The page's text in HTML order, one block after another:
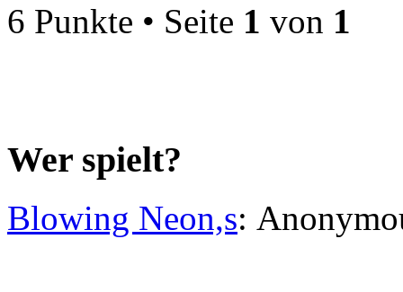
6 Punkte • Seite 1 von 1
Wer spielt?
Blowing Neon,s: